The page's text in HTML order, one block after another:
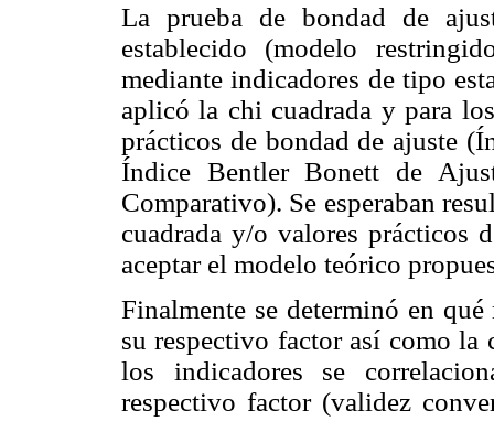
La prueba de bondad de
establecido (modelo
mediante indicadores de tipo
aplicó la chi cuadrada y para
prácticos de bondad de ajuste
Índice Bentler Bonett de
Comparativo). Se esperaban
cuadrada y/o valores prácticos
aceptar el modelo teórico
Finalmente se determinó en
su respectivo factor así como la
los indicadores se
respectivo factor (validez